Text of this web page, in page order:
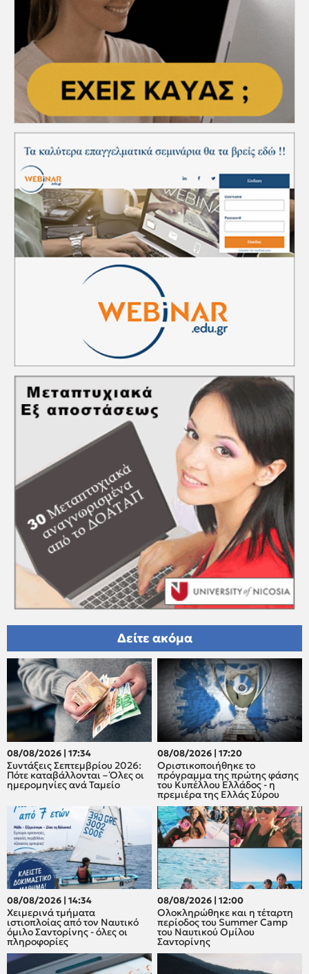
Δείτε ακόμα
08/08/2026 | 17:34
Συντάξεις Σεπτεμβρίου 2026:
Πότε καταβάλλονται – Όλες οι
ημερομηνίες ανά Ταμείο
08/08/2026 | 17:20
Οριστικοποιήθηκε το
πρόγραμμα της πρώτης φάσης
του Κυπέλλου Ελλάδος - η
πρεμιέρα της Ελλάς Σύρου
08/08/2026 | 14:34
Χειμερινά τμήματα
ιστιοπλοίας από τον Ναυτικό
όμιλο Σαντορίνης - όλες οι
πληροφορίες
08/08/2026 | 12:00
Oλοκληρώθηκε και η τέταρτη
περίοδος του Summer Camp
του Ναυτικού Ομίλου
Σαντορίνης